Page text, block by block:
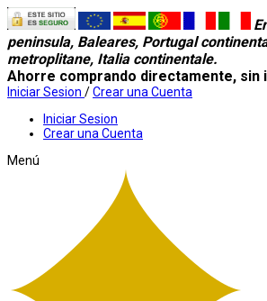
peninsula, Baleares, Portugal
metroplitane, Italia continentale.
Ahorre comprando directamente, sin
Iniciar Sesion /Crear una Cuenta
Iniciar Sesion
Crear una Cuenta
Menú